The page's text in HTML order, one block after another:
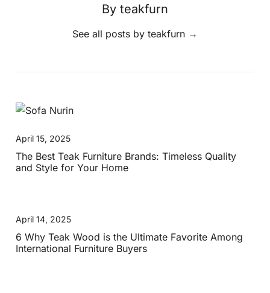
By teakfurn
See all posts by teakfurn →
April 15, 2025
The Best Teak Furniture Brands: Timeless Quality
and Style for Your Home
April 14, 2025
6 Why Teak Wood is the Ultimate Favorite Among
International Furniture Buyers